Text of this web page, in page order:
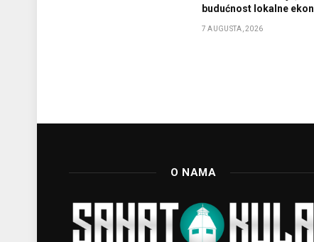
budućnost lokalne
7 AUGUSTA, 2026
O NAMA